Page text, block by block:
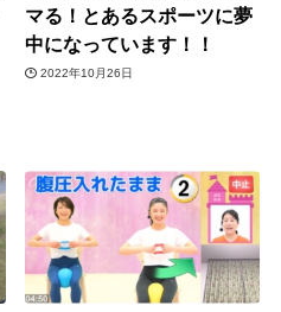
マる！とあるスポーツに夢
中になっています！！
2022年10月26日